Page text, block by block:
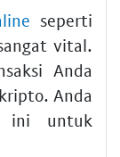
seperti
vital.
Anda
Anda
ini untuk